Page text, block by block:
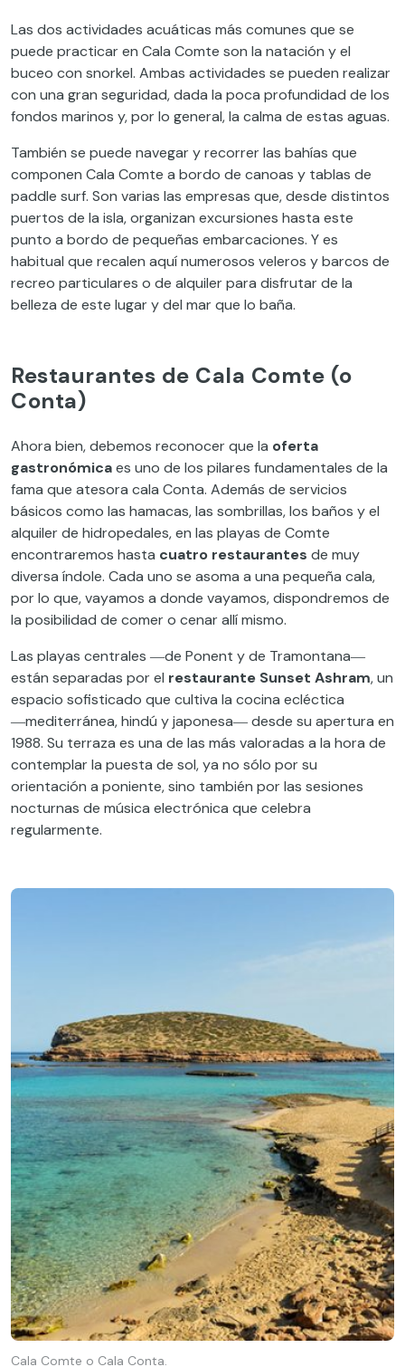
Las dos actividades acuáticas más comunes que se
puede practicar en Cala Comte son la natación y el
buceo con snorkel. Ambas actividades se pueden realizar
con una gran seguridad, dada la poca profundidad de los
fondos marinos y, por lo general, la calma de estas aguas.
También se puede navegar y recorrer las bahías que
componen Cala Comte a bordo de canoas y tablas de
paddle surf. Son varias las empresas que, desde distintos
puertos de la isla, organizan excursiones hasta este
punto a bordo de pequeñas embarcaciones. Y es
habitual que recalen aquí numerosos veleros y barcos de
recreo particulares o de alquiler para disfrutar de la
belleza de este lugar y del mar que lo baña.
Restaurantes de Cala Comte (o
Conta)
Ahora bien, debemos reconocer que la oferta
gastronómicaes uno de los pilares fundamentales de la
fama que atesora cala Conta. Además de servicios
básicos como las hamacas, las sombrillas, los baños y el
alquiler de hidropedales, en las playas de Comte
encontraremos hasta cuatro restaurantes de muy
diversa índole. Cada uno se asoma a una pequeña cala,
por lo que, vayamos a donde vayamos, dispondremos de
la posibilidad de comer o cenar allí mismo.
Las playas centrales ―de Ponent y de Tramontana―
están separadas por el restaurante Sunset Ashram, un
espacio sofisticado que cultiva la cocina ecléctica
―mediterránea, hindú y japonesa― desde su apertura en
1988. Su terraza es una de las más valoradas a la hora de
contemplar la puesta de sol, ya no sólo por su
orientación a poniente, sino también por las sesiones
nocturnas de música electrónica que celebra
regularmente.
Cala Comte o Cala Conta.